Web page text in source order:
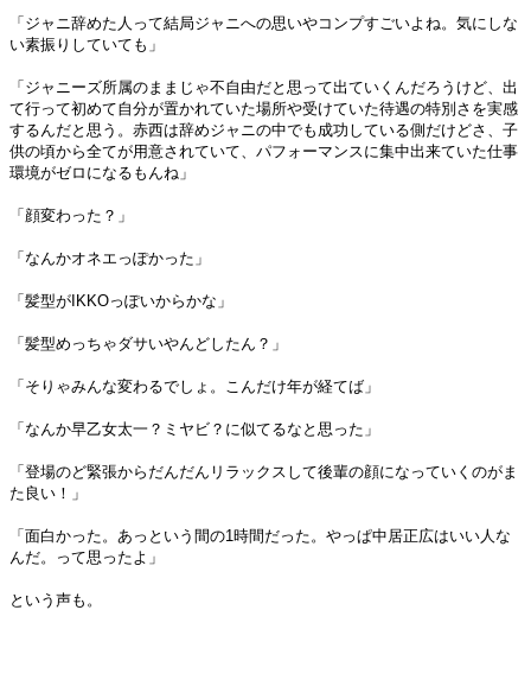
「ジャニ辞めた人って結局ジャニへの思いやコンプすごいよね。気にしな
い素振りしていても」
「ジャニーズ所属のままじゃ不自由だと思って出ていくんだろうけど、出
て行って初めて自分が置かれていた場所や受けていた待遇の特別さを実感
するんだと思う。赤西は辞めジャニの中でも成功している側だけどさ、子
供の頃から全てが用意されていて、パフォーマンスに集中出来ていた仕事
環境がゼロになるもんね」
「顔変わった？」
「なんかオネエっぽかった」
「髪型がIKKOっぽいからかな」
「髪型めっちゃダサいやんどしたん？」
「そりゃみんな変わるでしょ。こんだけ年が経てば」
「なんか早乙女太一？ミヤビ？に似てるなと思った」
「登場のど緊張からだんだんリラックスして後輩の顔になっていくのがま
た良い！」
「面白かった。あっという間の1時間だった。やっぱ中居正広はいい人な
んだ。って思ったよ」
という声も。